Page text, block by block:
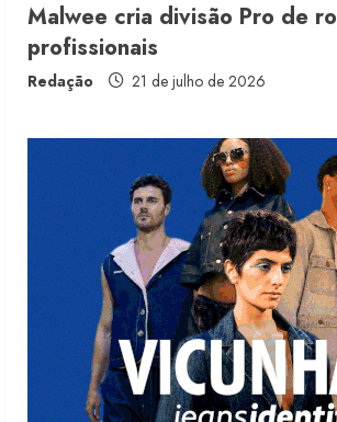
Malwee cria divisão Pro de
profissionais
Redação 21 de julho de 2026
receita em 2026
5
Projeto testa
moda nacional
4 de agosto de 2026
1
Dia dos Pais reforça
moda no varejo
7 de agosto de 2026